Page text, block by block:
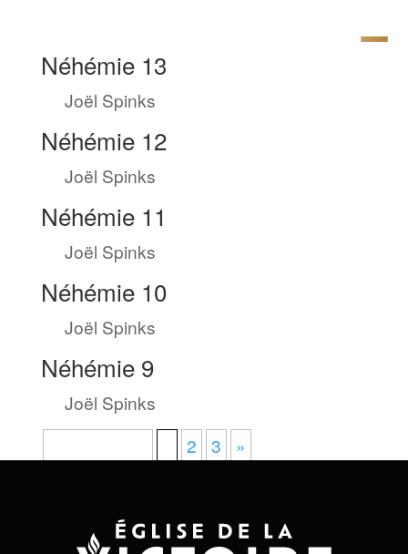
Néhémie 13
Joël Spinks
Néhémie 12
Joël Spinks
Néhémie 11
Joël Spinks
Néhémie 10
Joël Spinks
Néhémie 9
Joël Spinks
2 3 »